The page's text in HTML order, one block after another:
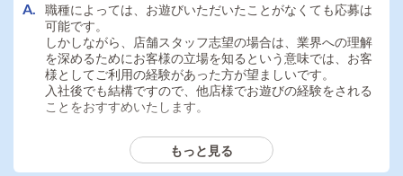
職種によっては、お遊びいただいたことがなくても応募は
可能です。
しかしながら、店舗スタッフ志望の場合は、業界への理解
を深めるためにお客様の立場を知るという意味では、お客
様としてご利用の経験があった方が望ましいです。
入社後でも結構ですので、他店様でお遊びの経験をされる
ことをおすすめいたします。
パソコンを使ったことがないのですが、どれくらいの
もっと見る